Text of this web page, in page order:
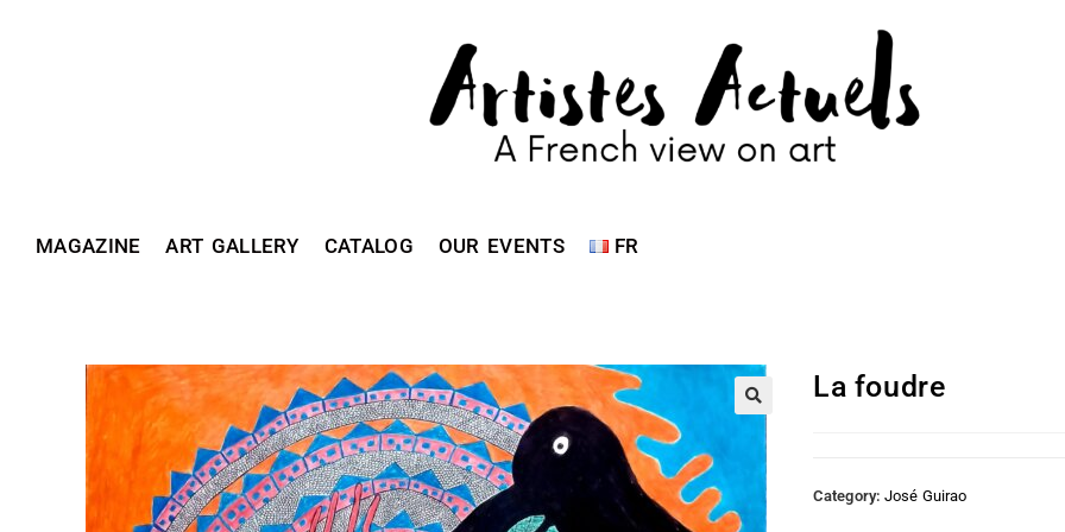
MAGAZINE ART GALLERY CATALOG OUR EVENTS FR
La foudre
Category: José Guirao